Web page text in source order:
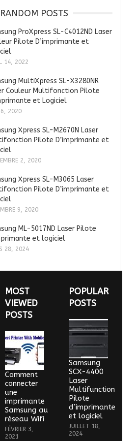
RANDOM POSTS
ProXpress SL-C4012ND Laser
Pilote D’imprimante et
14, 2022
MultiXpress SL-X3280NR
Couleur Multifonction Pilote
et Logiciel
6, 2020
Xpress SL-M2670N Laser
Pilote D’imprimante et
2, 2020
Xpress SL-M3065 Laser
Pilote D’imprimante et
9, 2020
ML-5017ND Laser Pilote
et logiciel
28, 2024
MOST
VIEWED
POSTS
Comment
connecter
une
imprimante
Samsung au
réseau Wifi
FÉVRIER 3,
2021
POPULAR
POSTS
Samsung
SCX-4400
Laser
Multifunction
Pilote
d’imprimante
et logiciel
JUILLET 18,
2024